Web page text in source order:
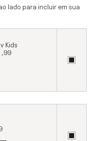
lado para incluir em sua
Kids